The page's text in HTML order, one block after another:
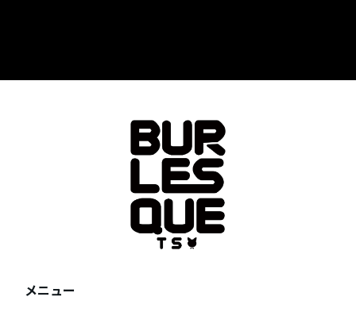
メニュー